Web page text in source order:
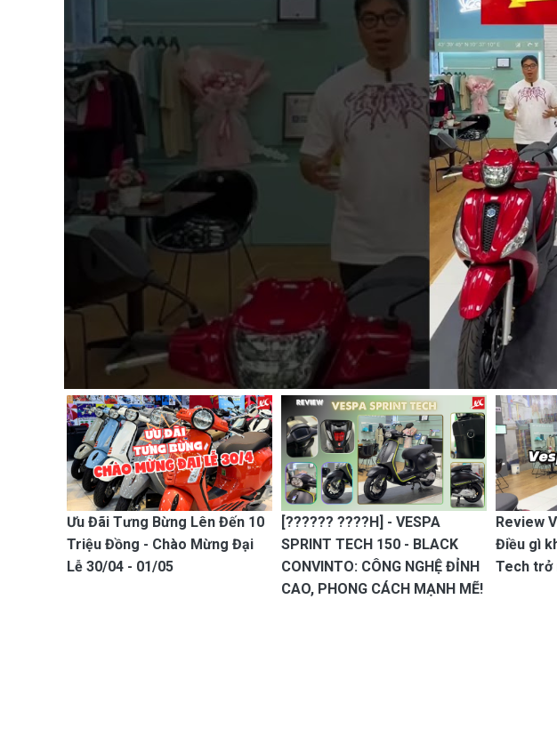
Ưu Đãi Tưng Bừng Lên Đến 10
Triệu Đồng - Chào Mừng Đại
Lễ 30/04 - 01/05
[?????? ????H] - VESPA
SPRINT TECH 150 - BLACK
CONVINTO: CÔNG NGHỆ ĐỈNH
CAO, PHONG CÁCH MẠNH MẼ!
Review
Điều gì
Tech trở